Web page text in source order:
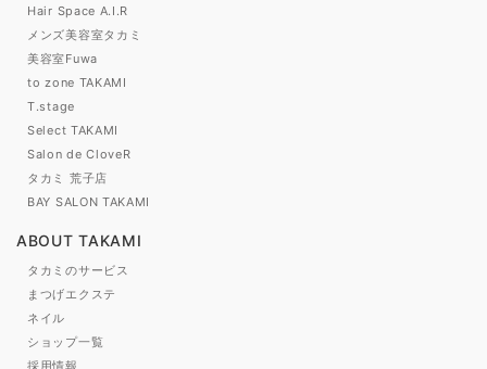
Hair Space A.I.R
メンズ美容室タカミ
美容室Fuwa
to zone TAKAMI
T.stage
Select TAKAMI
Salon de CloveR
タカミ 荒子店
BAY SALON TAKAMI
ABOUT TAKAMI
タカミのサービス
まつげエクステ
ネイル
ショップ一覧